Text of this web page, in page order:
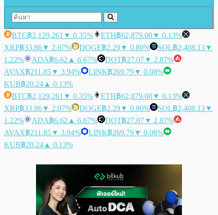
BTC฿2,129,261 ▼ 0.35% ETH฿62,879.00▼ 0.13%
XRP฿33.86▼ 2.07% DOGE฿2.29▼ 0.80% SOL฿2,408.13▼
1.22%
ADA฿6.62 ▲ 6.67% DOT฿27.07▼ 2.87%
AVAX฿211.85▼ 3.94% LINK฿269.79▼ 0.08%
KUB฿20.24 ▲ 0.13%
BTC฿2,129,261 ▼ 0.35% ETH฿62,879.00▼ 0.13%
XRP฿33.86▼ 2.07% DOGE฿2.29▼ 0.80% SOL฿2,408.13▼
1.22%
ADA฿6.62 ▲ 6.67% DOT฿27.07▼ 2.87%
AVAX฿211.85▼ 3.94% LINK฿269.79▼ 0.08%
KUB฿20.24 ▲ 0.13%